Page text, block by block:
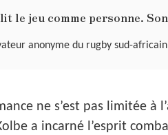
le jeu comme personne.
anonyme du rugby sud-africain
ne s’est pas limitée à
a incarné l’esprit